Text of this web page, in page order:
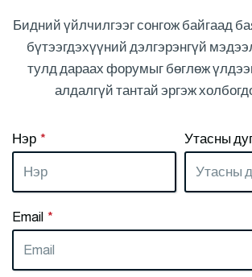
Бидний үйлчилгээг сонгож байгаад
бүтээгдэхүүний дэлгэрэнгүй
тулд дараах форумыг бөглөж
алдалгүй тантай эргэж
Нэр * Утасны
Email *